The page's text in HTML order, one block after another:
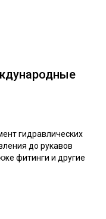
гидравлических
до рукавов
фитинги и другие